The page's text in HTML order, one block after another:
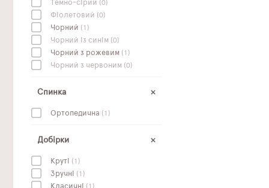
Темно-сірий (0)
Фіолетовий (0)
Чорний (1)
Чорний із синім (0)
Чорний з рожевим (1)
Чорний з червоним (0)
Спинка
Ортопедична (1)
Добірки
Круті (1)
Зручні (1)
(1)